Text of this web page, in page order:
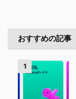
おすすめの記事
1